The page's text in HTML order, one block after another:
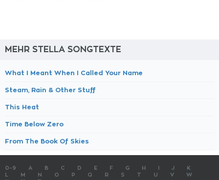
MEHR STELLA SONGTEXTE
What I Meant When I Called Your Name
Steam, Rain & Other Stuff
This Heat
Time Below Zero
From The Book Of Skies
0-9 A B C D E F G H J
K
M N O P Q R S T U V
W